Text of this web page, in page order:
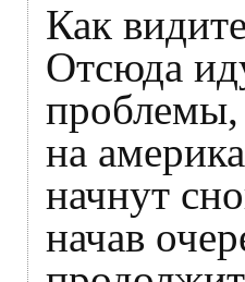
Как
Отсюда
проблемы,
на
начнут
начав